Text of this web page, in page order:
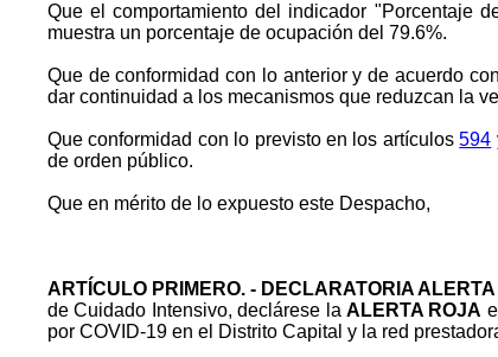
Que el comportamiento del indicador "Porcentaje
muestra un porcentaje de ocupación del 79.6%.
Que de conformidad con lo anterior y de acuerdo
dar continuidad a los mecanismos que reduzcan la
Que conformidad con lo previsto en los artículos594
de orden público.
Que en mérito de lo expuesto este Despacho,
ARTÍCULO PRIMERO. - DECLARATORIA
de Cuidado Intensivo, declárese laALERTA ROJA
por COVID-19 en el Distrito Capital y la red